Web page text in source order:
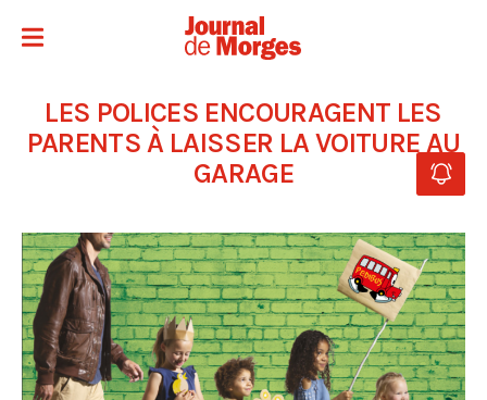
LES POLICES ENCOURAGENT LES
PARENTS À LAISSER LA VOITURE AU
GARAGE